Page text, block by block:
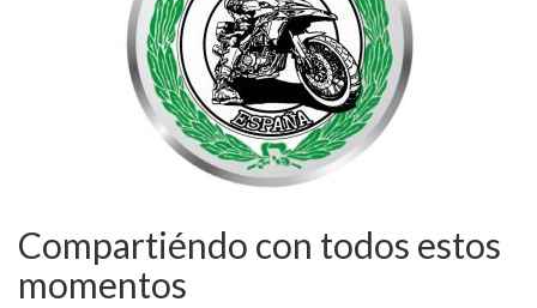
Compartiéndo con todos estos
momentos